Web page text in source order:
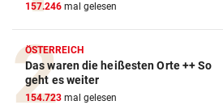
157.246 mal gelesen
ÖSTERREICH
Das waren die heißesten Orte ++ So
geht es weiter
154.723 mal gelesen